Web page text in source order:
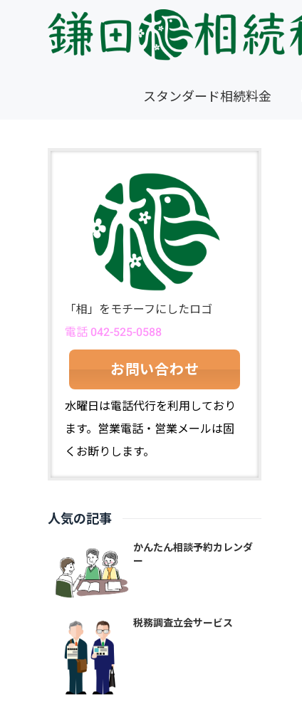
スタンダード相続料金
「相」をモチーフにしたロゴ
電話 042-525-0588
お問い合わせ
水曜日は電話代行を利用しており
ます。営業電話・営業メールは固
くお断りします。
人気の記事
かんたん相談予約カレンダ
ー
税務調査立会サービス